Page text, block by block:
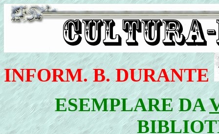
INFORM. B. DURANTE
ESEMPLARE DA